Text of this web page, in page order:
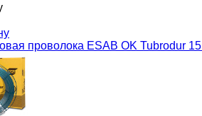
проволока ESAB OK Tubrodur